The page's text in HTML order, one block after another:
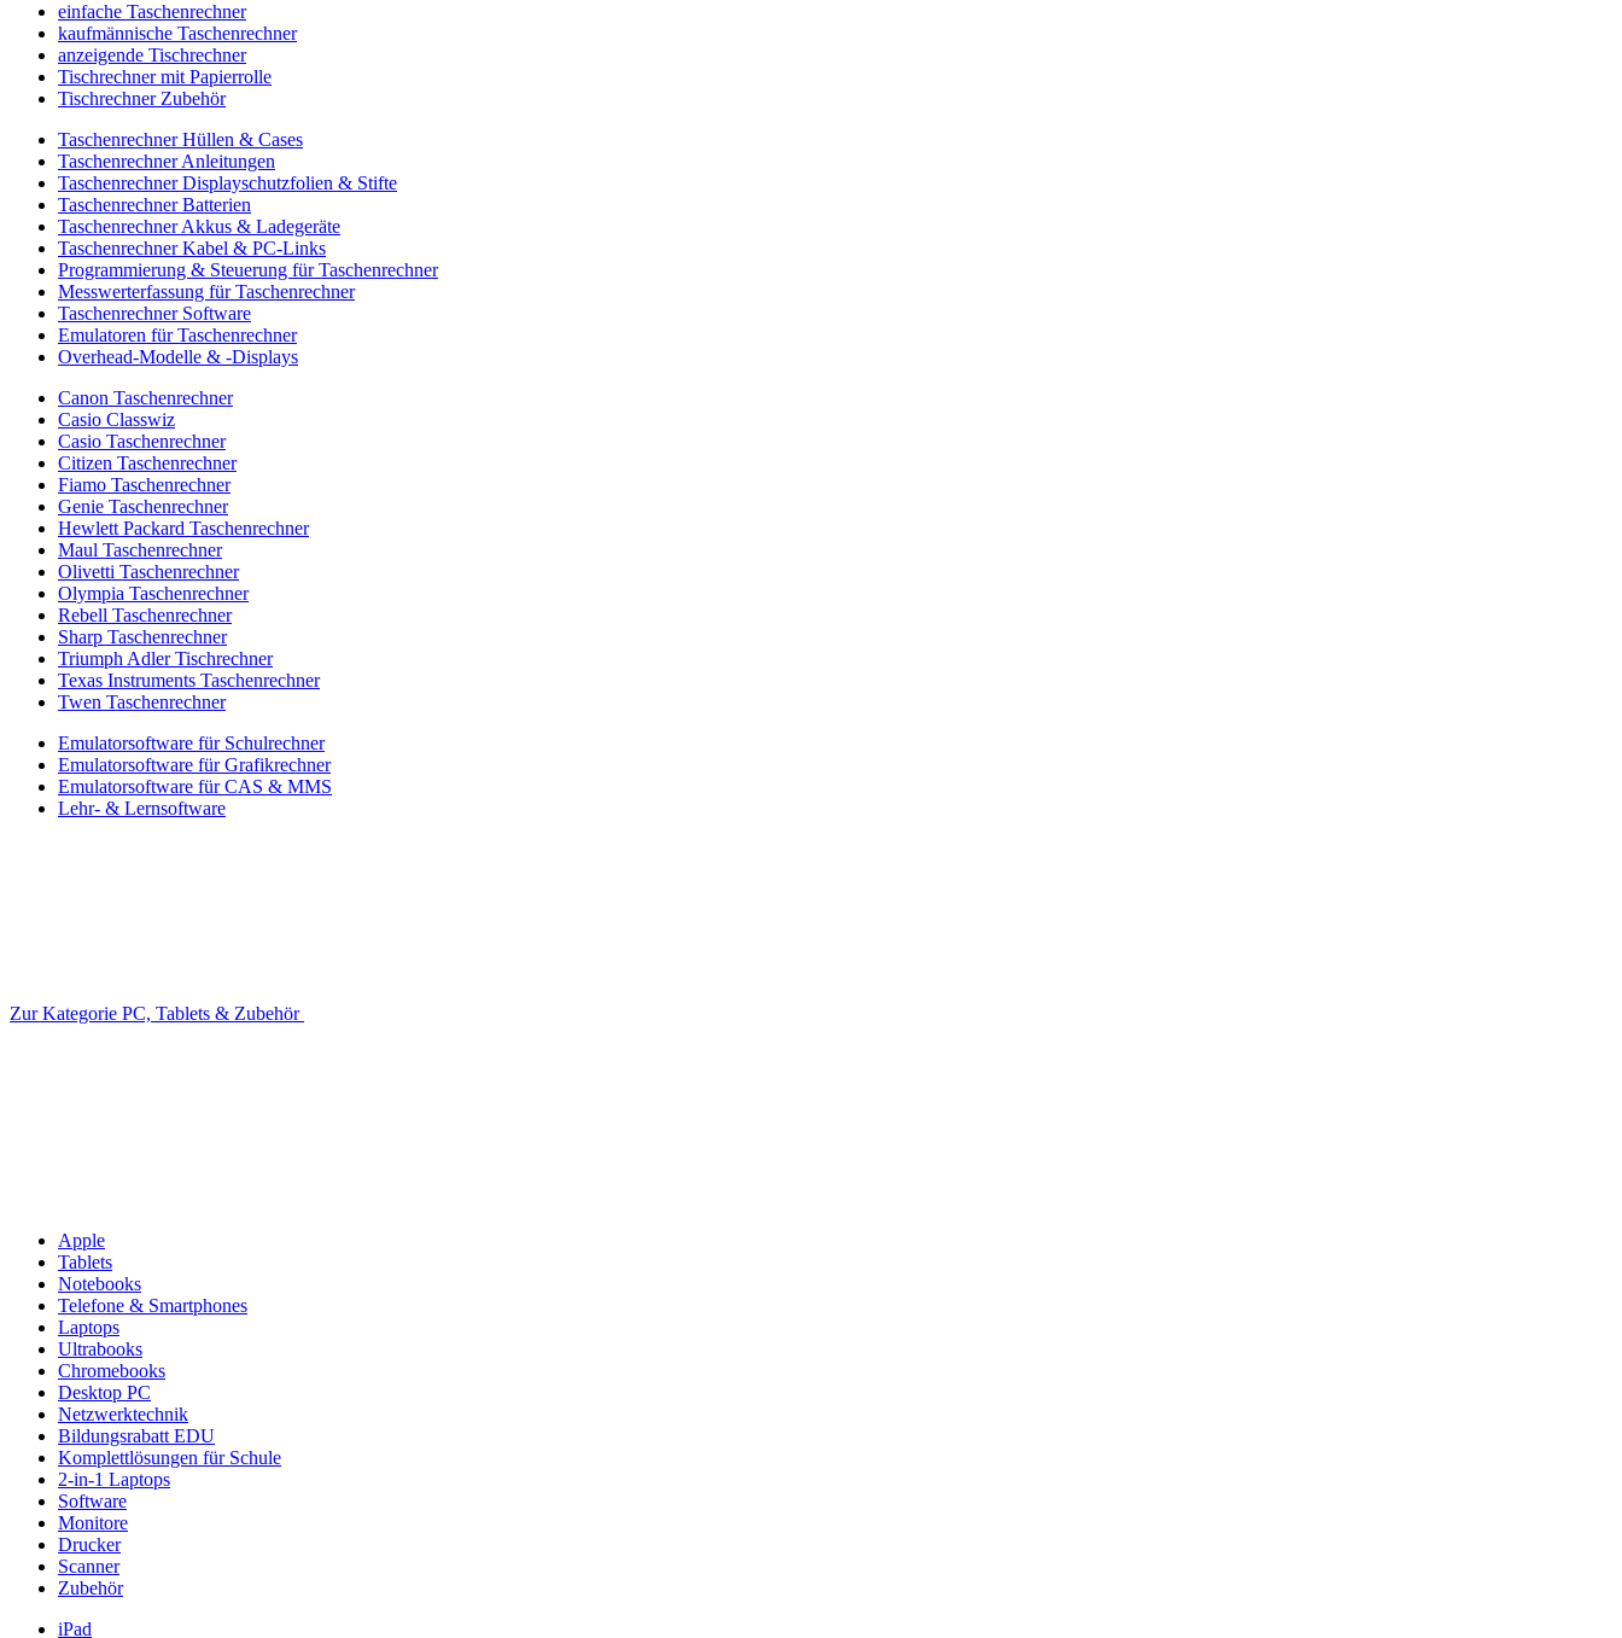
einfache Taschenrechner
kaufmännische Taschenrechner
anzeigende Tischrechner
Tischrechner mit Papierrolle
Tischrechner Zubehör
Taschenrechner Hüllen & Cases
Taschenrechner Anleitungen
Taschenrechner Displayschutzfolien & Stifte
Taschenrechner Batterien
Taschenrechner Akkus & Ladegeräte
Taschenrechner Kabel & PC-Links
Programmierung & Steuerung für Taschenrechner
Messwerterfassung für Taschenrechner
Taschenrechner Software
Emulatoren für Taschenrechner
Overhead-Modelle & -Displays
Canon Taschenrechner
Casio Classwiz
Casio Taschenrechner
Citizen Taschenrechner
Fiamo Taschenrechner
Genie Taschenrechner
Hewlett Packard Taschenrechner
Maul Taschenrechner
Olivetti Taschenrechner
Olympia Taschenrechner
Rebell Taschenrechner
Sharp Taschenrechner
Triumph Adler Tischrechner
Texas Instruments Taschenrechner
Twen Taschenrechner
Emulatorsoftware für Schulrechner
Emulatorsoftware für Grafikrechner
Emulatorsoftware für CAS & MMS
Lehr- & Lernsoftware
Zur Kategorie PC, Tablets & Zubehör
Apple
Tablets
Notebooks
Telefone & Smartphones
Laptops
Ultrabooks
Chromebooks
Desktop PC
Netzwerktechnik
Bildungsrabatt EDU
Komplettlösungen für Schule
2-in-1 Laptops
Software
Monitore
Drucker
Scanner
Zubehör
iPad